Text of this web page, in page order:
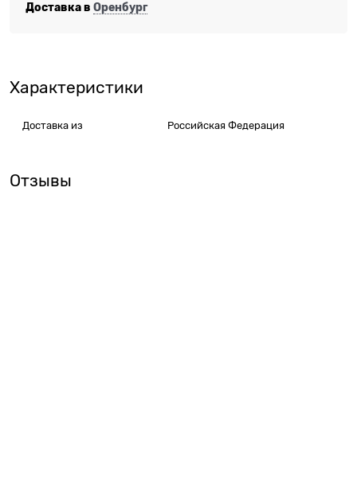
Доставка в Оренбург
Характеристики
Доставка из Российская Федерация
Отзывы